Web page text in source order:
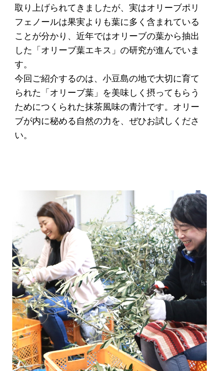
取り上げられてきましたが、実はオリーブポリ
フェノールは果実よりも葉に多く含まれている
ことが分かり、近年ではオリーブの葉から抽出
した「オリーブ葉エキス」の研究が進んでいま
す。
今回ご紹介するのは、小豆島の地で大切に育て
られた「オリーブ葉」を美味しく摂ってもらう
ためにつくられた抹茶風味の青汁です。オリー
ブが内に秘める自然の力を、ぜひお試しくださ
い。